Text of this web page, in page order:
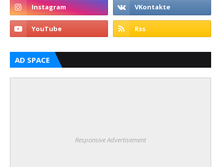
AD SPACE
Responsive Advertisement